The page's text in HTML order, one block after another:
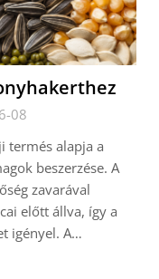
08
termés alapja a
beszerzése. A
zavarával
előtt állva, így a
igényel. A…